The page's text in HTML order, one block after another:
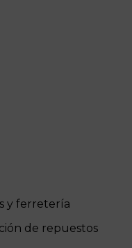
y ferretería
de repuestos